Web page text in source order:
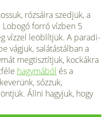
rózsá­ira szedjük, a
Lobogó forró vízben 5
vízzel leöblítjük. A paradi­
vágjuk, sa­látástálban a
megtisztítjuk, kockákra
hagymából és a
sóz­zuk,
Állni hagyjuk, hogy